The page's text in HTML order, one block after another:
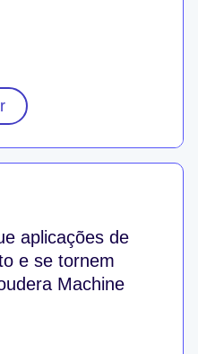
aplicações de
e se tornem
Machine